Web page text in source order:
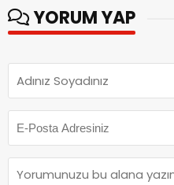
YORUM YAP